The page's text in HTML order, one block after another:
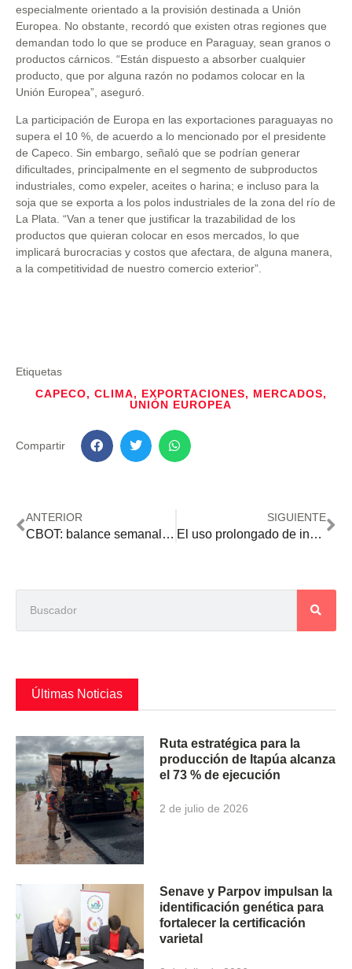
especialmente orientado a la provisión destinada a Unión
Europea. No obstante, recordó que existen otras regiones que
demandan todo lo que se produce en Paraguay, sean granos o
productos cárnicos. “Están dispuesto a absorber cualquier
producto, que por alguna razón no podamos colocar en la
Unión Europea”, aseguró.
La participación de Europa en las exportaciones paraguayas no
supera el 10 %, de acuerdo a lo mencionado por el presidente
de Capeco. Sin embargo, señaló que se podrían generar
dificultades, principalmente en el segmento de subproductos
industriales, como expeler, aceites o harina; e incluso para la
soja que se exporta a los polos industriales de la zona del río de
La Plata. “Van a tener que justificar la trazabilidad de los
productos que quieran colocar en esos mercados, lo que
implicará burocracias y costos que afectara, de alguna manera,
a la competitividad de nuestro comercio exterior”.
Etiquetas
CAPECO, CLIMA, EXPORTACIONES, MERCADOS,
UNIÓN EUROPEA
Compartir
ANTERIOR
CBOT: balance semanal negativo para los valores de la soja
SIGUIENTE
El uso prolongado de insecticidas con el mismo mecanismo de acción preocupa a los entomólogos
Últimas Noticias
Ruta estratégica para la
producción de Itapúa alcanza
el 73 % de ejecución
2 de julio de 2026
Senave y Parpov impulsan la
identificación genética para
fortalecer la certificación
varietal